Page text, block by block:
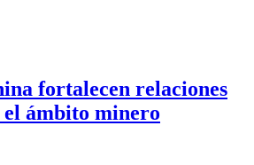
fortalecen relaciones
el ámbito minero